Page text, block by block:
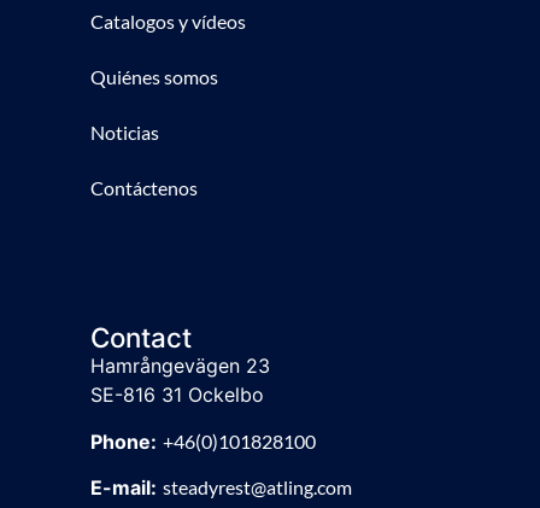
Catalogos y vídeos
Quiénes somos
Noticias
Contáctenos
Contact
Hamrångevägen 23
SE-816 31 Ockelbo
Phone: +46(0)101828100
E-mail: steadyrest@atling.com